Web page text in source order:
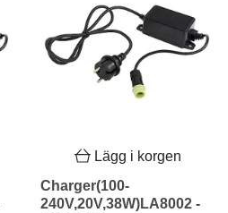
Lägg i korgen
Charger(100-
240V,20V,38W)LA8002 -